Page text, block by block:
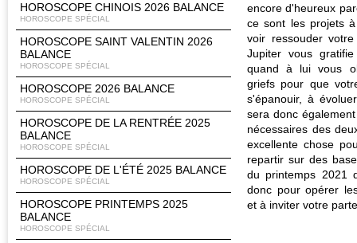
HOROSCOPE CHINOIS 2026 BALANCE
HOROSCOPE SPÉCIAL
HOROSCOPE SAINT VALENTIN 2026
BALANCE
HOROSCOPE SPÉCIAL
HOROSCOPE 2026 BALANCE
HOROSCOPE SPÉCIAL
HOROSCOPE DE LA RENTRÉE 2025
BALANCE
HOROSCOPE SPÉCIAL
HOROSCOPE DE L'ÉTÉ 2025 BALANCE
HOROSCOPE SPÉCIAL
HOROSCOPE PRINTEMPS 2025
BALANCE
HOROSCOPE SPÉCIAL
encore d'heureux
ce sont les projets
voir ressouder
Jupiter vous
quand à lui vous
griefs pour que
s'épanouir, à
sera donc
nécessaires des
excellente chose
repartir sur des
du printemps 2021
donc pour opérer
et à inviter votre